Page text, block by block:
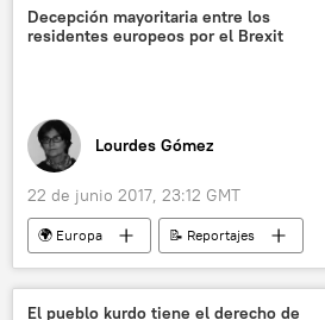
Decepción mayoritaria entre los
residentes europeos por el Brexit
Lourdes Gómez
22 de junio 2017, 23:12 GMT
🌍 Europa
📝 Reportajes
Internacional
💬 Opinión y Análisis
Reino Unido
racismo
El pueblo kurdo tiene el derecho de